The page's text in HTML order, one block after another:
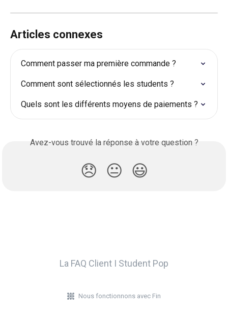
Articles connexes
Comment passer ma première commande ?
Comment sont sélectionnés les students ?
Quels sont les différents moyens de paiements ?
Avez-vous trouvé la réponse à votre question ?
😞 😐 😃
La FAQ Client I Student Pop
Nous fonctionnons avec Fin